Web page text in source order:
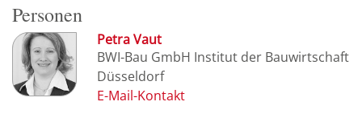
Personen
Petra Vaut
BWI-Bau GmbH Institut der Bauwirtschaft
Düsseldorf